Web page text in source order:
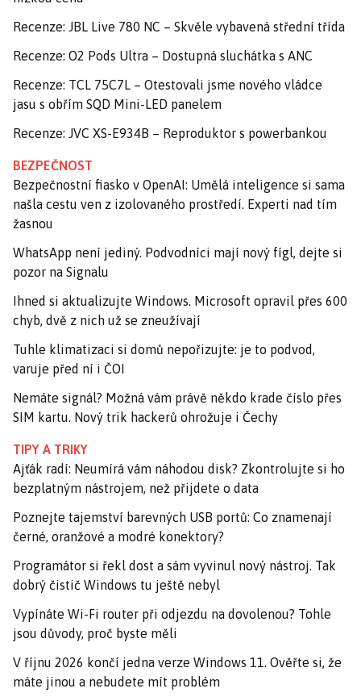
Recenze: JBL Live 780 NC – Skvěle vybavená střední třída
Recenze: O2 Pods Ultra – Dostupná sluchátka s ANC
Recenze: TCL 75C7L – Otestovali jsme nového vládce
jasu s obřím SQD Mini-LED panelem
Recenze: JVC XS-E934B – Reproduktor s powerbankou
BEZPEČNOST
Bezpečnostní fiasko v OpenAI: Umělá inteligence si sama
našla cestu ven z izolovaného prostředí. Experti nad tím
žasnou
WhatsApp není jediný. Podvodníci mají nový fígl, dejte si
pozor na Signalu
Ihned si aktualizujte Windows. Microsoft opravil přes 600
chyb, dvě z nich už se zneužívají
Tuhle klimatizaci si domů nepořizujte: je to podvod,
varuje před ní i ČOI
Nemáte signál? Možná vám právě někdo krade číslo přes
SIM kartu. Nový trik hackerů ohrožuje i Čechy
TIPY A TRIKY
Ajťák radí: Neumírá vám náhodou disk? Zkontrolujte si ho
bezplatným nástrojem, než přijdete o data
Poznejte tajemství barevných USB portů: Co znamenají
černé, oranžové a modré konektory?
Programátor si řekl dost a sám vyvinul nový nástroj. Tak
dobrý čistič Windows tu ještě nebyl
Vypínáte Wi-Fi router při odjezdu na dovolenou? Tohle
jsou důvody, proč byste měli
V říjnu 2026 končí jedna verze Windows 11. Ověřte si, že
máte jinou a nebudete mít problém